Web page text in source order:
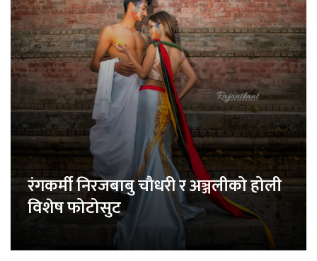
रंगकर्मी निरजबाबु चौधरी र अञ्जलीको होली
विशेष फोटोसुट